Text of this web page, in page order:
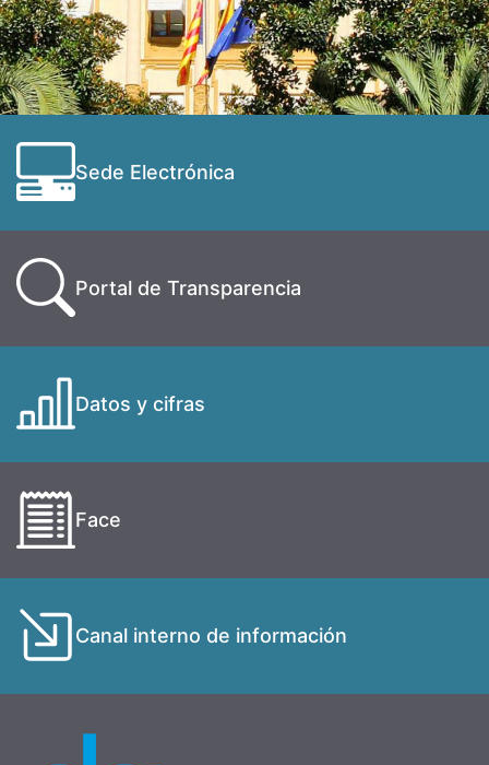
Sede Electrónica
Portal de Transparencia
Datos y cifras
Face
Canal interno de información